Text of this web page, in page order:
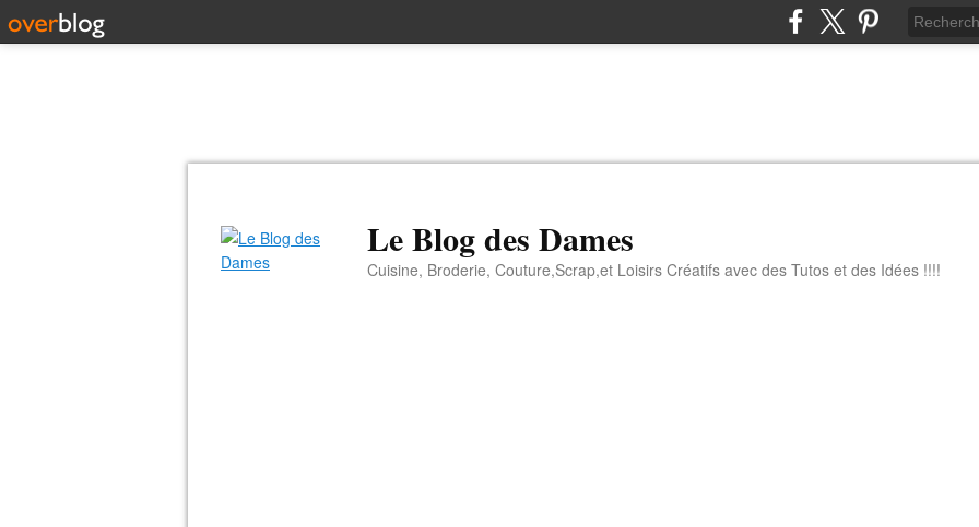
Le Blog des Dames
Cuisine, Broderie, Couture,Scrap,et Loisirs Créatifs avec des Tutos et des Idées !!!!